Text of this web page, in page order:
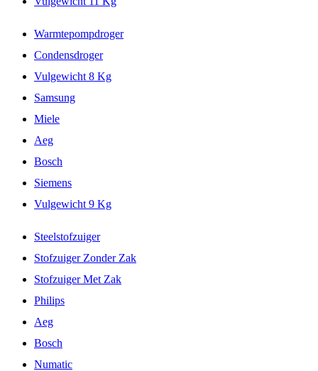
Warmtepompdroger
Condensdroger
Vulgewicht 8 Kg
Samsung
Miele
Aeg
Bosch
Siemens
Vulgewicht 9 Kg
Steelstofzuiger
Stofzuiger Zonder Zak
Stofzuiger Met Zak
Philips
Aeg
Bosch
Numatic